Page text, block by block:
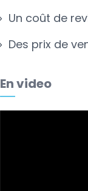
Un coût de
Des prix de
En video